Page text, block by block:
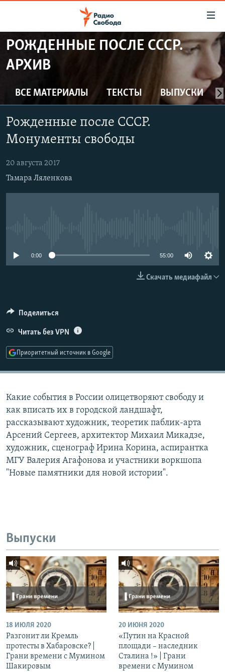
упрощенного
доступа
Вернутся
навигации
Вернутся
ПРОГРАММЫ
ПОДКАСТЫ
АВТОРСКИЕ ПРОЕКТЫ
ЦИТАТЫ СВОБОДЫ
МНЕНИЯ
КУЛЬТУРА
IDEL.РЕАЛИИ
КАВКАЗ.РЕАЛИИ
ПОДПИШИТЕСЬ НА РАССЫЛКУ
Все сайты РСЕ/РС
РОЖДЕННЫЕ ПОСЛЕ СССР.
АРХИВ
ВСЕ МАТЕРИАЛЫ ТЕКСТЫ ВЫПУСКИ
Рожденные после СССР.
Монументы свободы
20 августа 2017
Тамара Ляленкова
0:00 55:00
Скачать медиафайл
Поделиться
Читать без VPN
Приоритетный источник в Google
Какие события в России олицетворяют свободу и
как вписать их в городской ландшафт,
рассказывают художник, теоретик паблик-арта
Арсений Сергеев, архитектор Михаил Микадзе,
художник, сценограф Ирина Корина, аспирантка
МГУ Валерия Агафонова и участники воркшопа
"Новые памятники для новой истории".
Выпуски
18 ИЮЛЯ 2020
Разгонит ли Кремль
протесты в Хабаровске? |
Грани времени с Мумином
Шакировым
20 ИЮНЯ 2020
«Путин на Красной
площади – наследник
Сталина !» | Грани
времени с Мумином